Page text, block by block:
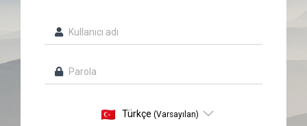
Türkçe (Varsayılan)